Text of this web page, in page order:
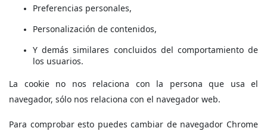
Preferencias personales,
Personalización de contenidos,
Y demás similares concluidos del comportamiento de
los usuarios.
La cookie no nos relaciona con la persona que usa el
navegador, sólo nos relaciona con el navegador web.
Para comprobar esto puedes cambiar de navegador Chrome